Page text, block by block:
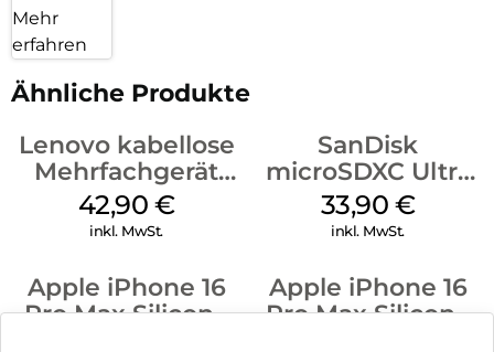
Mehr
erfahren
Ähnliche Produkte
Lenovo kabellose
Mehrfachgerät
Luna Grey
42,90 €
inkl. MwSt.
SanDisk
microSDXC Ultra
128 GB + Adapter
Mobile
33,90 €
inkl. MwSt.
Apple iPhone 16
Pro Max Silicone
Apple iPhone 16
Pro Max Silicone